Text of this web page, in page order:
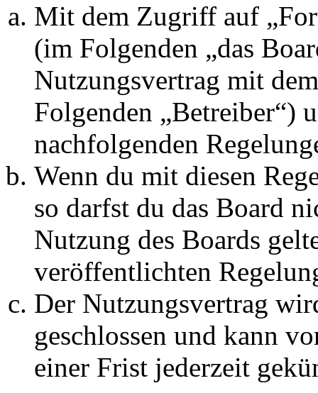
Mit dem Zugriff auf
(im Folgenden „das
Nutzungsvertrag mit
Folgenden „Betreiber“)
nachfolgenden
Wenn du mit diesen
so darfst du das Board
Nutzung des Boards
veröffentlichten
Der Nutzungsvertrag
geschlossen und kann
einer Frist jederzeit